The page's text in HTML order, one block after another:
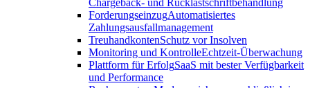
Chargeback- und Rücklastschriftbehandlung
ForderungseinzugAutomatisiertes
Zahlungsausfallmanagement
TreuhandkontenSchutz vor Insolven
Monitoring und KontrolleEchtzeit-Überwachung
Plattform für ErfolgSaaS mit bester Verfügbarkeit
und Performance